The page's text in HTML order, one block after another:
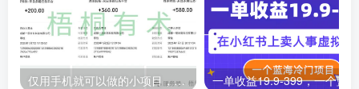
仅用手机就可以做的小项目，当天就能见钱，每天100-300